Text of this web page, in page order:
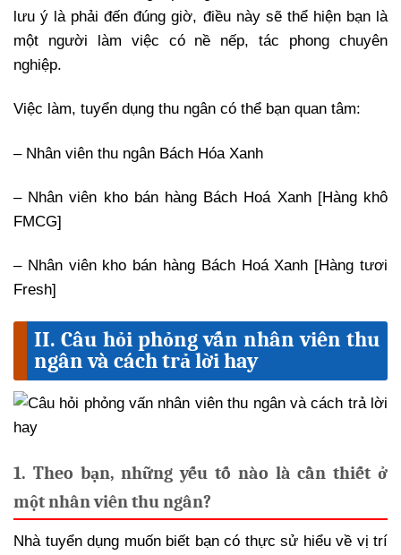
lưu ý là phải đến đúng giờ, điều này sẽ thể hiện bạn là
một người làm việc có nề nếp, tác phong chuyên
nghiệp.
Việc làm, tuyển dụng thu ngân có thể bạn quan tâm:
– Nhân viên thu ngân Bách Hóa Xanh
– Nhân viên kho bán hàng Bách Hoá Xanh [Hàng khô
FMCG]
– Nhân viên kho bán hàng Bách Hoá Xanh [Hàng tươi
Fresh]
II. Câu hỏi phỏng vấn nhân viên thu
ngân và cách trả lời hay
1. Theo bạn, những yếu tố nào là cần thiết ở
một nhân viên thu ngân?
Nhà tuyển dụng muốn biết bạn có thực sử hiểu về vị trí